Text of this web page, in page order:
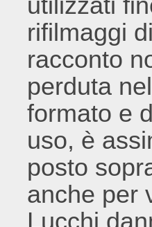
rifilmaggi
racconto
perduta
formato e
uso, è
posto
anche per
Lucchi